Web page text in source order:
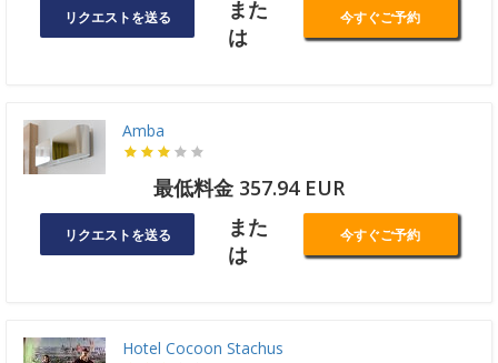
リクエストを送る
また
は
今すぐご予約
Amba
最低料金 357.94 EUR
リクエストを送る
また
は
今すぐご予約
Hotel Cocoon Stachus